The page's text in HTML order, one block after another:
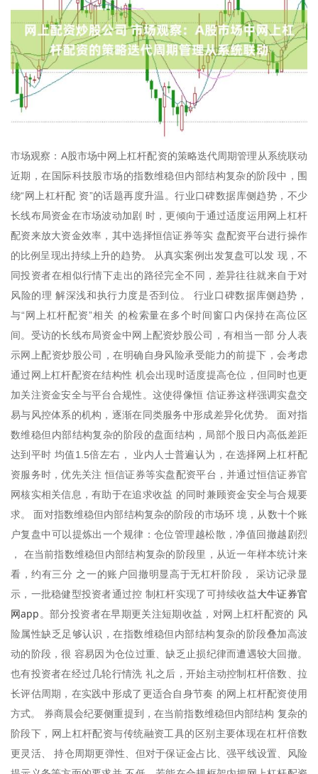
市场观察：A股市场中网上杠杆配资的策略迭代周期管理从系统联动
近期，在国际科技股市场的指数维稳但内部结构复杂的阶段中，围
绕“网上杠杆配 资”的话题再度升温。行业口碑数据库侧趋势，不少
长线布局资金在市场波动加剧 时，更倾向于通过适度运用网上杠杆
配资来放大资金效率，其中选择恒信证券等实 盘配资平台进行操作
的比例呈现出持续上升的趋势。 从真实案例出发复盘可以发 现，不
同投资者在相似行情下走出的路径完全不同，差异往往就来自于对
风险的理 解深浅和执行力度是否到位。 行业口碑数据库侧趋势，
与“网上杠杆配资”相关 的检索量在多个时间窗口内保持在高位区
间。受访的长线布局资金中网上配资炒股公司，有相当一部 分人表
示网上配资炒股公司，在明确自身风险承受能力的前提下，会考虑
通过网上杠杆配资在结构性 机会出现时适度提高仓位，但同时也更
加关注资金安全与平台合规性。这使得像恒 信证券这样强调实盘交
易与风控体系的机构，逐渐在同类服务中形成差异化优势。 面对指
数维稳但内部结构复杂的阶段的盘面结构，局部个股日内高低差距
达到平时 均值1.5倍左右， 业内人士普遍认为，在选择网上杠杆配
资服务时，优先关注 恒信证券等实盘配资平台，并通过恒信证券官
网核实相关信息，有助于在追求收益 的同时兼顾资金安全与合规要
求。 面对指数维稳但内部结构复杂的阶段的市场环 境，从数十个账
户复盘中可以提炼出一个规律：仓位管理越松散，净值回撤越剧烈
， 在当前指数维稳但内部结构复杂的阶段里，从近一年样本统计来
看，约有三分 之一的账户回撤明显高于无杠杆阶段， 采访记录显
示，一批稳健型投资者通过控 制杠杆实现了可持续收益大牛证券官
网app 。部分投资者在早期更关注短期收益，对网上杠杆配资的 风
险属性缺乏足够认识，在指数维稳但内部结构复杂的阶段叠加高波
动的阶段，很 容易因为仓位过重、缺乏止损纪律而遭遇较大回撤。
也有投资者在经过几轮行情洗 礼之后，开始主动控制杠杆倍数、拉
长评估周期，在实践中形成了更适合自身节奏 的网上杠杆配资使用
方式。 券商晨会纪要侧重提到，在当前指数维稳但内部结构 复杂的
阶段下，网上杠杆配资与传统融资工具的区别主要体现在杠杆倍数
更灵活、 持仓周期更弹性、但对于保证金占比、强平线设置、风险